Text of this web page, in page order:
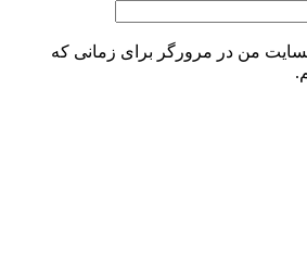
من در مرورگر برای زمانی که